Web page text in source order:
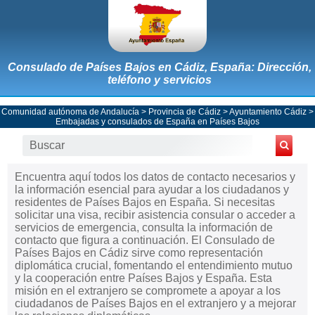
Consulado de Países Bajos en Cádiz, España: Dirección,
teléfono y servicios
Comunidad autónoma de Andalucía > Provincia de Cádiz >Ayuntamiento Cádiz >
Embajadas y consulados de España en Países Bajos
Encuentra aquí todos los datos de contacto necesarios y
la información esencial para ayudar a los ciudadanos y
residentes de Países Bajos en España. Si necesitas
solicitar una visa, recibir asistencia consular o acceder a
servicios de emergencia, consulta la información de
contacto que figura a continuación. El Consulado de
Países Bajos en Cádiz sirve como representación
diplomática crucial, fomentando el entendimiento mutuo
y la cooperación entre Países Bajos y España. Esta
misión en el extranjero se compromete a apoyar a los
ciudadanos de Países Bajos en el extranjero y a mejorar